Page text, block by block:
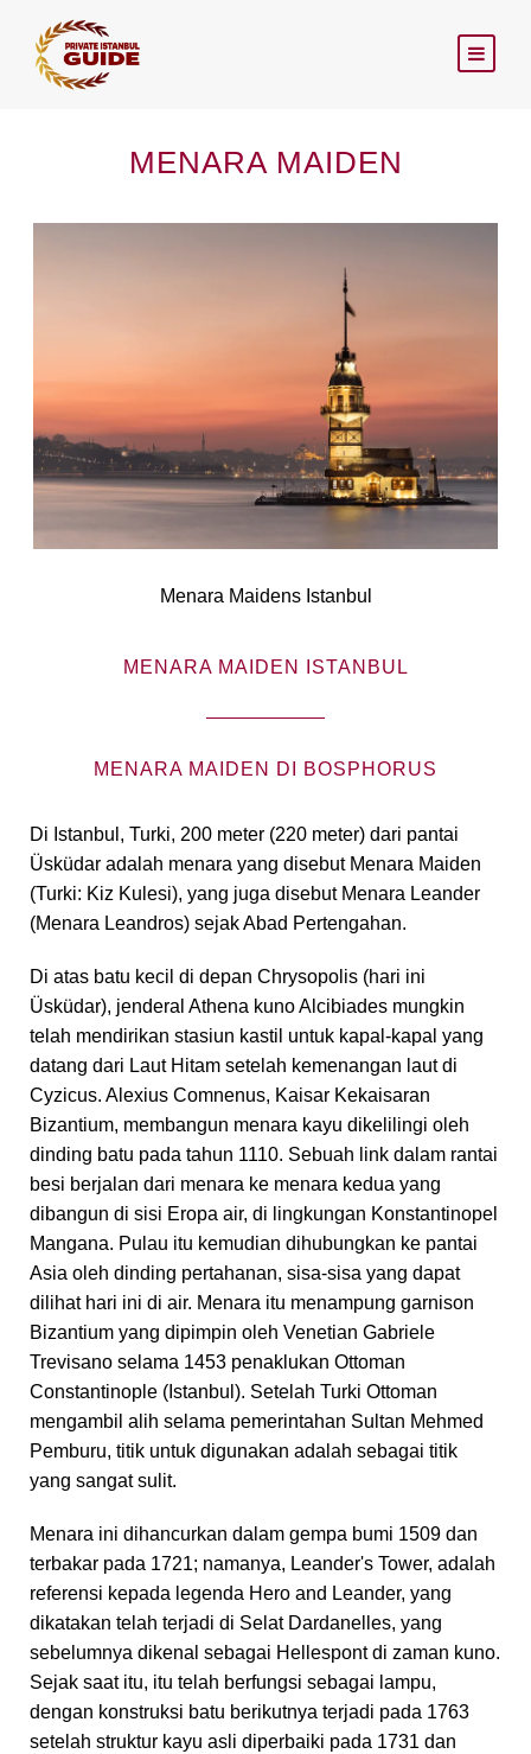
MENARA MAIDEN
Menara Maidens Istanbul
MENARA MAIDEN ISTANBUL
MENARA MAIDEN DI BOSPHORUS
Di Istanbul, Turki, 200 meter (220 meter) dari pantai
Üsküdar adalah menara yang disebut Menara Maiden
(Turki: Kiz Kulesi), yang juga disebut Menara Leander
(Menara Leandros) sejak Abad Pertengahan.
Di atas batu kecil di depan Chrysopolis (hari ini
Üsküdar), jenderal Athena kuno Alcibiades mungkin
telah mendirikan stasiun kastil untuk kapal-kapal yang
datang dari Laut Hitam setelah kemenangan laut di
Cyzicus. Alexius Comnenus, Kaisar Kekaisaran
Bizantium, membangun menara kayu dikelilingi oleh
dinding batu pada tahun 1110. Sebuah link dalam rantai
besi berjalan dari menara ke menara kedua yang
dibangun di sisi Eropa air, di lingkungan Konstantinopel
Mangana. Pulau itu kemudian dihubungkan ke pantai
Asia oleh dinding pertahanan, sisa-sisa yang dapat
dilihat hari ini di air. Menara itu menampung garnison
Bizantium yang dipimpin oleh Venetian Gabriele
Trevisano selama 1453 penaklukan Ottoman
Constantinople (Istanbul). Setelah Turki Ottoman
mengambil alih selama pemerintahan Sultan Mehmed
Pemburu, titik untuk digunakan adalah sebagai titik
yang sangat sulit.
Menara ini dihancurkan dalam gempa bumi 1509 dan
terbakar pada 1721; namanya, Leander's Tower, adalah
referensi kepada legenda Hero and Leander, yang
dikatakan telah terjadi di Selat Dardanelles, yang
sebelumnya dikenal sebagai Hellespont di zaman kuno.
Sejak saat itu, itu telah berfungsi sebagai lampu,
dengan konstruksi batu berikutnya terjadi pada 1763
setelah struktur kayu asli diperbaiki pada 1731 dan